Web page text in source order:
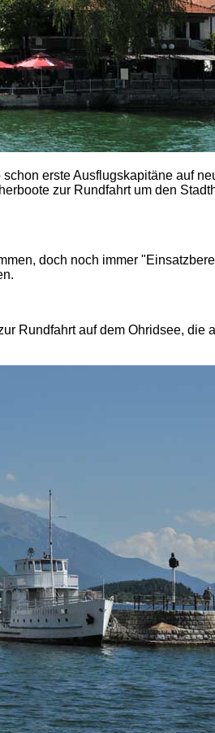
erste Ausflugskapitäne auf
zur Rundfahrt um den
doch noch immer
Rundfahrt auf dem Ohridsee, die